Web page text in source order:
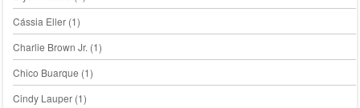
Cássia Eller(1)
Charlie Brown Jr. (1)
Chico Buarque (1)
Cindy Lauper(1)